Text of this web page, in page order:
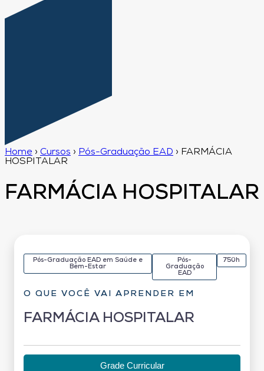
Home › Cursos › Pós-Graduação EAD › FARMÁCIA
HOSPITALAR
FARMÁCIA HOSPITALAR
Pós-Graduação EAD em Saúde e
Bem-Estar
Pós-
Graduação
EAD
750h
O QUE VOCÊ VAI APRENDER EM
FARMÁCIA HOSPITALAR
Grade Curricular